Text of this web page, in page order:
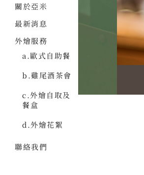
關於亞米
最新消息
外燴服務
a.歐式自助餐
b.雞尾酒茶會
c.外燴自取及
餐盒
d.外燴花絮
聯絡我們